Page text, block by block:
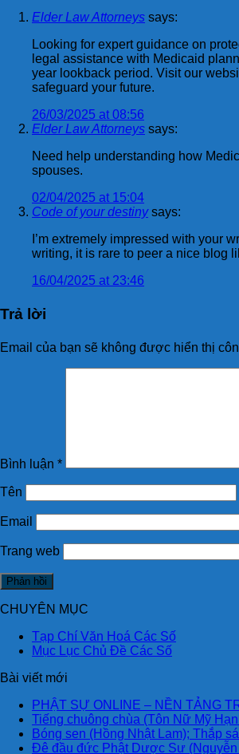
Elder Law Attorneys says:
Looking for expert guidance on
legal assistance with Medicaid
year lookback period. Visit our
safeguard your future.
26/03/2025 at 08:56
Elder Law Attorneys says:
Need help understanding how
spouses.
02/04/2025 at 15:04
Code of your destiny says:
I’m extremely impressed with your
writing, it is rare to peer a nice blog
16/04/2025 at 23:46
Trả lời
Email của bạn sẽ không được hiển thị
Bình luận *
Tên
Email
Trang web
CHUYÊN MỤC
Tạp Chí Văn Hoá Các Số
Mục Lục Chủ Đề Các Số
Bài viết mới
PHẬT SỰ ONLINE – NỀN TẢNG
Tiếng chuông chùa (Tôn Nữ Mỹ
Bóng sen (Hồng Nhật Lam); Thắp
Đê đầu đức Phật Dược Sư